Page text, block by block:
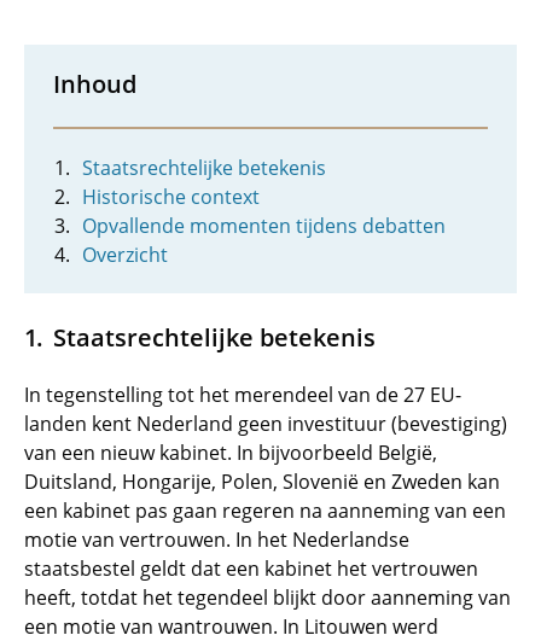
Inhoud
Staatsrechtelijke betekenis
Historische context
Opvallende momenten tijdens debatten
Overzicht
Staatsrechtelijke betekenis
In tegenstelling tot het merendeel van de 27 EU-
landen kent Nederland geen investituur (bevestiging)
van een nieuw kabinet. In bijvoorbeeld België,
Duitsland, Hongarije, Polen, Slovenië en Zweden kan
een kabinet pas gaan regeren na aanneming van een
motie van vertrouwen. In het Nederlandse
staatsbestel geldt dat een kabinet het vertrouwen
heeft, totdat het tegendeel blijkt door aanneming van
een motie van wantrouwen. In Litouwen werd